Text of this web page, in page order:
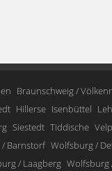
Braunschweig /
Hillerse Isenbüttel
Siestedt Tiddische
Barnstorf Wolfsburg /
/ Laagberg Wolfsburg